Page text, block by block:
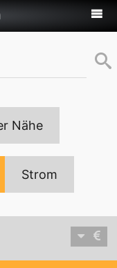
Nähe
Strom